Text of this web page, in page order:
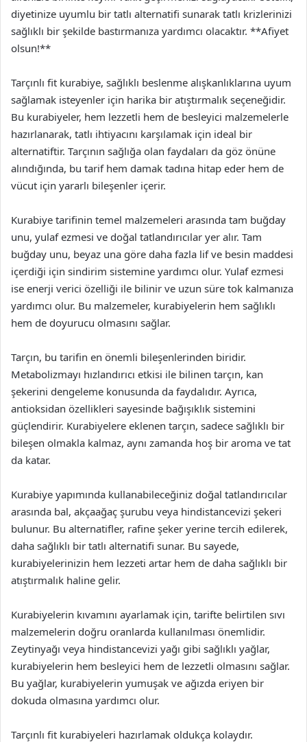
diyetinize uyumlu bir tatlı alternatifi sunarak tatlı krizlerinizi
sağlıklı bir şekilde bastırmanıza yardımcı olacaktır. **Afiyet
olsun!**
Tarçınlı fit kurabiye, sağlıklı beslenme alışkanlıklarına uyum
sağlamak isteyenler için harika bir atıştırmalık seçeneğidir.
Bu kurabiyeler, hem lezzetli hem de besleyici malzemelerle
hazırlanarak, tatlı ihtiyacını karşılamak için ideal bir
alternatiftir. Tarçının sağlığa olan faydaları da göz önüne
alındığında, bu tarif hem damak tadına hitap eder hem de
vücut için yararlı bileşenler içerir.
Kurabiye tarifinin temel malzemeleri arasında tam buğday
unu, yulaf ezmesi ve doğal tatlandırıcılar yer alır. Tam
buğday unu, beyaz una göre daha fazla lif ve besin maddesi
içerdiği için sindirim sistemine yardımcı olur. Yulaf ezmesi
ise enerji verici özelliği ile bilinir ve uzun süre tok kalmanıza
yardımcı olur. Bu malzemeler, kurabiyelerin hem sağlıklı
hem de doyurucu olmasını sağlar.
Tarçın, bu tarifin en önemli bileşenlerinden biridir.
Metabolizmayı hızlandırıcı etkisi ile bilinen tarçın, kan
şekerini dengeleme konusunda da faydalıdır. Ayrıca,
antioksidan özellikleri sayesinde bağışıklık sistemini
güçlendirir. Kurabiyelere eklenen tarçın, sadece sağlıklı bir
bileşen olmakla kalmaz, aynı zamanda hoş bir aroma ve tat
da katar.
Kurabiye yapımında kullanabileceğiniz doğal tatlandırıcılar
arasında bal, akçaağaç şurubu veya hindistancevizi şekeri
bulunur. Bu alternatifler, rafine şeker yerine tercih edilerek,
daha sağlıklı bir tatlı alternatifi sunar. Bu sayede,
kurabiyelerinizin hem lezzeti artar hem de daha sağlıklı bir
atıştırmalık haline gelir.
Kurabiyelerin kıvamını ayarlamak için, tarifte belirtilen sıvı
malzemelerin doğru oranlarda kullanılması önemlidir.
Zeytinyağı veya hindistancevizi yağı gibi sağlıklı yağlar,
kurabiyelerin hem besleyici hem de lezzetli olmasını sağlar.
Bu yağlar, kurabiyelerin yumuşak ve ağızda eriyen bir
dokuda olmasına yardımcı olur.
Tarçınlı fit kurabiyeleri hazırlamak oldukça kolaydır.